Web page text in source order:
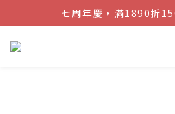
結帳金額滿
七周年慶，滿1890折
點我加入官方LINE帳號